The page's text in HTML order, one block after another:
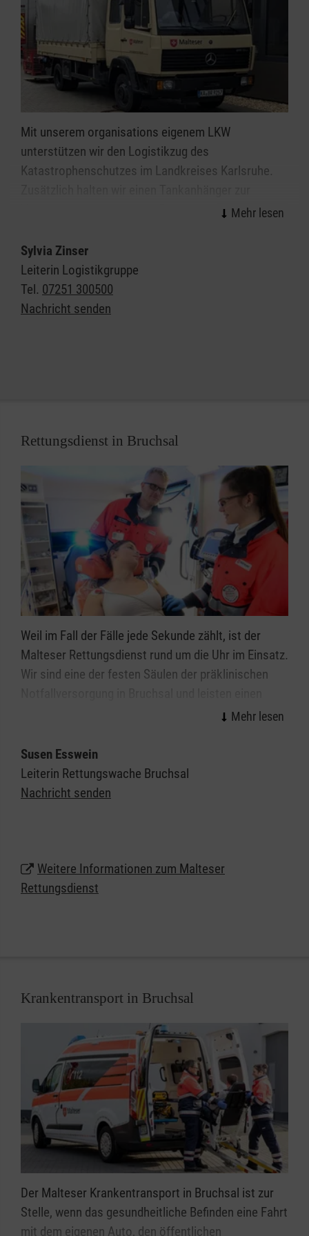
Mit unserem organisations eigenem LKW
unterstützen wir den Logistikzug des
Katastrophenschutzes im Landkreises Karlsruhe.
Versorgung verschiedener Einheiten mit Kraftstoff
Sylvia Zinser
Leiterin Logistikgruppe
Tel. 07251 300500
Nachricht senden
Rettungsdienst in Bruchsal
Weil im Fall der Fälle jede Sekunde zählt, ist der
Malteser Rettungsdienst rund um die Uhr im Einsatz.
Wir sind eine der festen Säulen der präklinischen
wichtigen Beitrag für eine optimale Versorgung von
Als einer der größten Arbeitgeber am Markt bieten
die Malteser attraktive Bedingungen für unsere
Mitarbeiterinnen und Mitarbeiter und vielfältige
Susen Esswein
Leiterin Rettungswache Bruchsal
Nachricht senden
Weitere Informationen zum Malteser
Rettungsdienst
Krankentransport in Bruchsal
Der Malteser Krankentransport in Bruchsal ist zur
Stelle, wenn das gesundheitliche Befinden eine Fahrt
mit dem eigenen Auto, den öffentlichen